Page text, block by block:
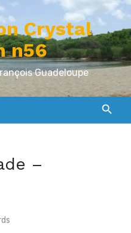
Crystal
n56
Guadeloupe
–